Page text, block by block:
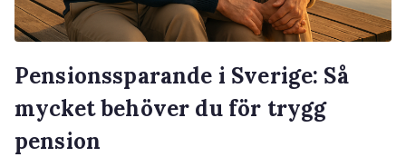
Pensionssparande i Sverige: Så
mycket behöver du för trygg
pension